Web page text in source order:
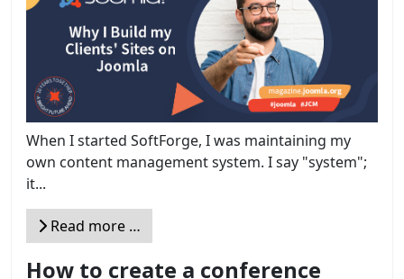
When I started SoftForge, I was maintaining my
own content management system. I say "system";
it...
Read more …
How to create a conference